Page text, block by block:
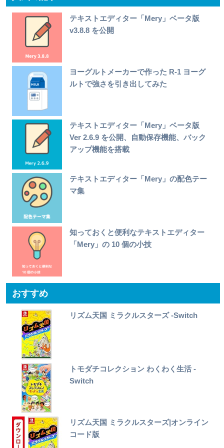
テキストエディター「Mery」ベータ版
v3.8.8 を公開
ヨーグルトメーカーで作った R-1 ヨーグ
ルトで強さを引き出してみた
テキストエディター「Mery」ベータ版
Ver 2.6.9 を公開、自動保存機能、バック
アップ機能を搭載
テキストエディター「Mery」の配色テー
マ集
知っておくと便利なテキストエディター
「Mery」の 10 個の小技
おすすめ
リズム天国 ミラクルスターズ -Switch
トモダチコレクション わくわく生活 -
Switch
リズム天国 ミラクルスターズ|オンライン
コード版